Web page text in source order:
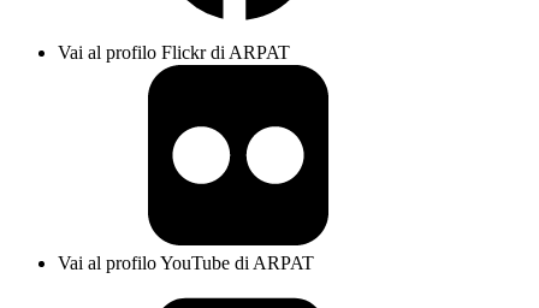
Vai al profilo Flickr di ARPAT
Vai al profilo YouTube di ARPAT